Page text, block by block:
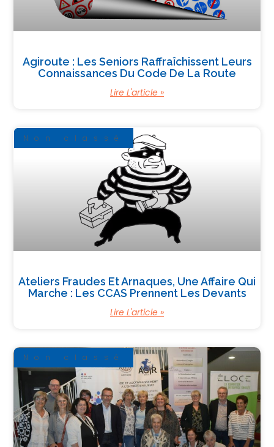
Agiroute : Les Seniors Raffraîchissent Leurs
Connaissances Du Code De La Route
Lire L'article »
Non classé
Ateliers Fraudes Et Arnaques, Une Affaire Qui
Marche : Les CCAS Prennent Les Devants
Lire L'article »
Non classé